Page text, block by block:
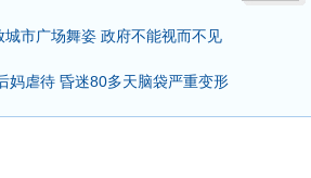
城市广场舞姿 政府不能视而不见
妈虐待 昏迷80多天脑袋严重变形